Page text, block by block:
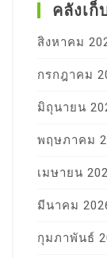
คลังเก็
สิงหาคม
กรกฎาคม
มิถุนายน
พฤษภาคม
เมษายน
มีนาคม
กุมภาพันธ์